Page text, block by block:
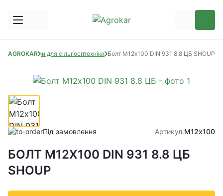
AGROKARМетизи для сільгосптехніки Болт М12х100 DIN 931 8.8 ЦБ SHOUP
Під замовлення Артикул:М12х100
БОЛТ М12Х100 DIN 931 8.8 ЦБ
SHOUP